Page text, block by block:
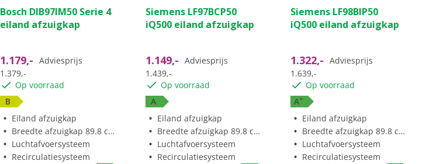
Bosch DIB97IM50 Serie 4
eiland afzuigkap
1.179,- Adviesprijs
1.379,-
Op voorraad
B
Eiland afzuigkap
Breedte afzuigkap 89.8 cm
Luchtafvoersysteem
Recirculatiesysteem
Siemens LF97BCP50
iQ500 eiland afzuigkap
1.149,- Adviesprijs
1.439,-
Op voorraad
A
Eiland afzuigkap
Breedte afzuigkap 89.8 cm
Luchtafvoersysteem
Recirculatiesysteem
Siemens LF98BIP50
iQ500 eiland afzuigkap
1.322,- Adviesprijs
1.639,-
Op voorraad
A+
Eiland afzuigkap
Breedte afzuigkap 89.8 cm
Luchtafvoersysteem
Recirculatiesysteem